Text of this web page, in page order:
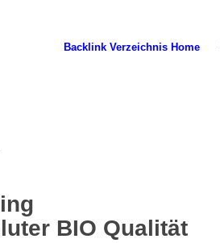
Backlink Verzeichnis Home
BIO Qualität